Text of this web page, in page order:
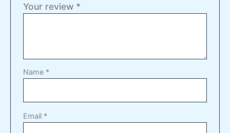
Your review *
Name *
Email *